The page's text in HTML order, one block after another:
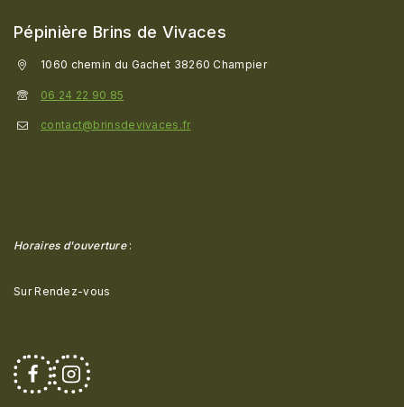
Pépinière Brins de Vivaces
1060 chemin du Gachet 38260 Champier
06 24 22 90 85
contact@brinsdevivaces.fr
Horaires d'ouverture:
Sur Rendez-vous